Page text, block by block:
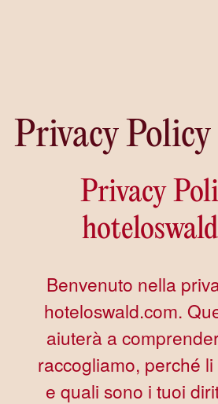
Privacy Policy
Privacy
Benvenuto nella
hoteloswald.com.
aiuterà a
raccogliamo, perché
e quali sono i tuoi